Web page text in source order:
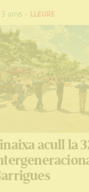
3 anys - LLEURE
acull la